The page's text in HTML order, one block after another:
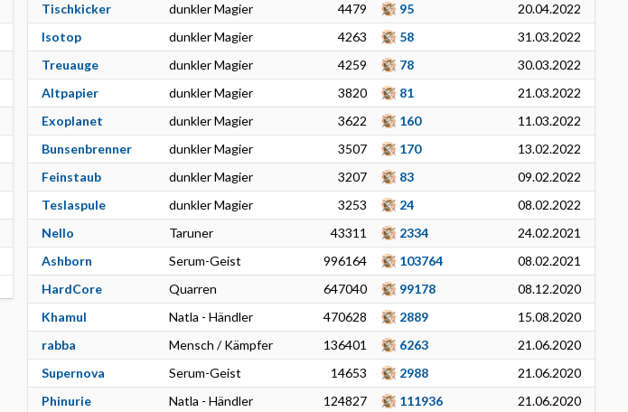
Tischkicker
dunkler Magier 4479 95
20.04.2022
Isotop
dunkler Magier 4263 58
31.03.2022
Treuauge
dunkler Magier 4259 78
30.03.2022
Altpapier
dunkler Magier 3820 81
21.03.2022
Exoplanet
dunkler Magier 3622 160
11.03.2022
Bunsenbrenner
dunkler Magier 3507 170
13.02.2022
Feinstaub
dunkler Magier 3207 83
09.02.2022
Teslaspule
dunkler Magier 3253 24
08.02.2022
Nello
Taruner 43311 2334
24.02.2021
Ashborn
Serum-Geist 996164 103764
08.02.2021
HardCore
Quarren 647040 99178
08.12.2020
Khamul
Natla - Händler 470628 2889
15.08.2020
rabba
Mensch / Kämpfer 136401 6263
21.06.2020
Supernova
Serum-Geist 14653 2988
21.06.2020
Phinurie
Natla - Händler 124827 111936
21.06.2020